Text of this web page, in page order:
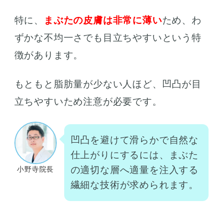
特に、 まぶたの皮膚は非常に薄いため、わ
ずかな不均一さでも目立ちやすいという特
徴があります。
もともと脂肪量が少ない人ほど、凹凸が目
立ちやすいため注意が必要です。
小野寺院長
凹凸を避けて滑らかで自然な
仕上がりにするには、まぶた
の適切な層へ適量を注入する
繊細な技術が求められます。